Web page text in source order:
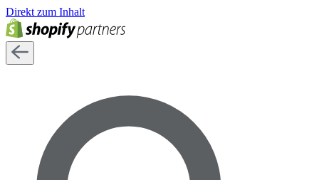
Direkt zum Inhalt